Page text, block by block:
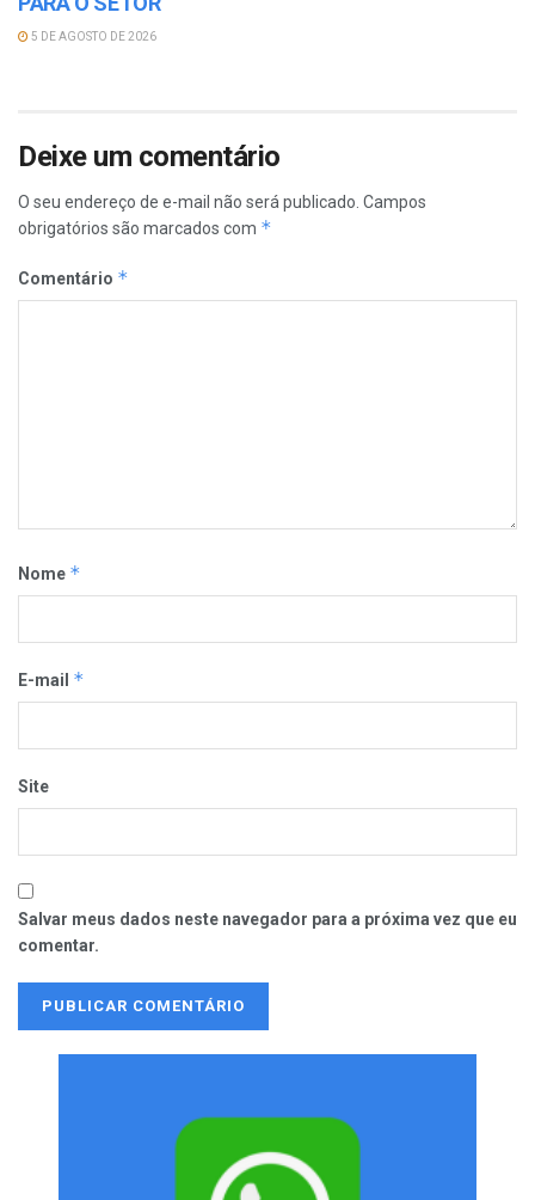
5 DE AGOSTO DE 2026
Deixe um comentário
O seu endereço de e-mail não será publicado. Campos
obrigatórios são marcados com *
Comentário *
Nome *
E-mail *
Site
Salvar meus dados neste navegador para a próxima vez que eu
comentar.